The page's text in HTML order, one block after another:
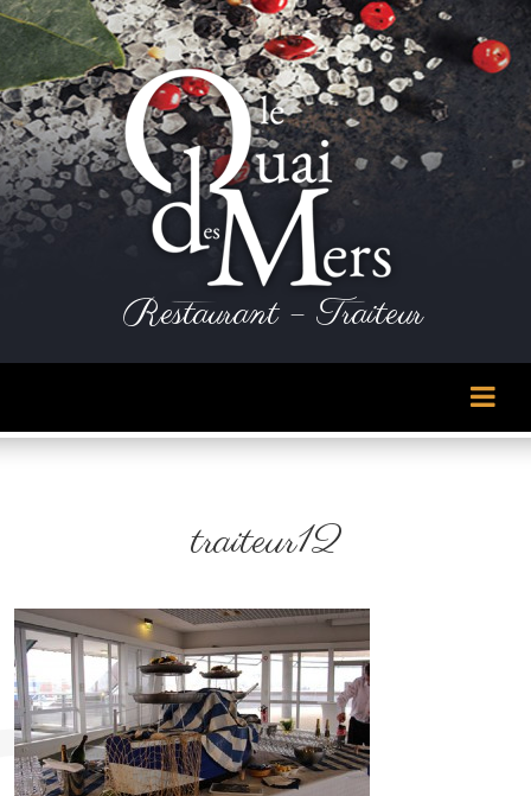
Restaurant – Traiteur
traiteur12
Panneau de gestion des cookies